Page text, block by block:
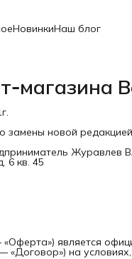
НовинкиНаш блог
замены новой
Журавлев
6 кв. 45
является
«Договор») на